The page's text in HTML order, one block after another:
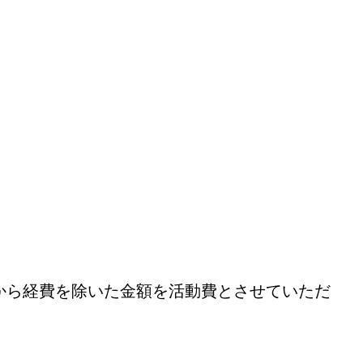
経費を除いた金額を活動費とさせていただ